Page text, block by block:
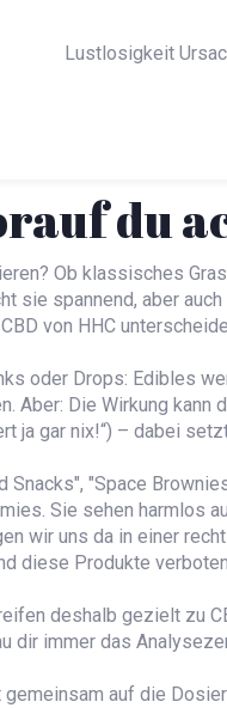
Lustlosigkeit
du
Ob klassisches
sie spannend, aber
von HHC
oder Drops: Edibles
Die Wirkung kann
ja gar nix!“) – dabei
"Space
Sie sehen harmlos
wir uns da in einer
diese Produkte
deshalb gezielt zu
dir immer das
auf die